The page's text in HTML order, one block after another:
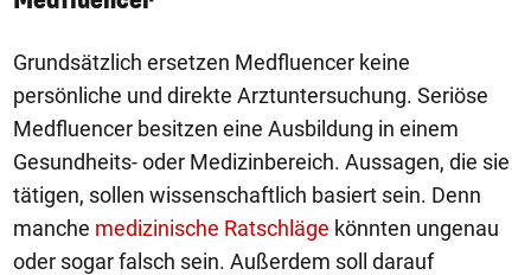
Grundsätzlich ersetzen Medfluencer keine
persönliche und direkte Arztuntersuchung. Seriöse
Medfluencer besitzen eine Ausbildung in einem
Gesundheits- oder Medizinbereich. Aussagen, die sie
tätigen, sollen wissenschaftlich basiert sein. Denn
manche medizinische Ratschläge könnten ungenau
oder sogar falsch sein. Außerdem soll darauf